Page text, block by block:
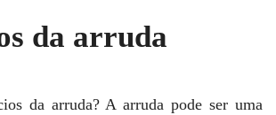
da arruda
da arruda? A arruda pode ser uma